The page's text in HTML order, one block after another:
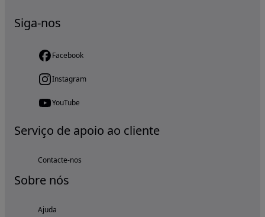
Siga-nos
Facebook
Instagram
YouTube
Serviço de apoio ao cliente
Contacte-nos
Sobre nós
Ajuda